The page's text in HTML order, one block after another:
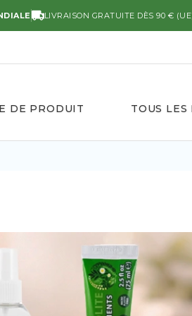
LIVRAISON GRATUITE DÈS 90 €
DE PRODUIT TOUS LES